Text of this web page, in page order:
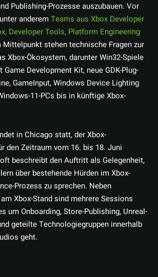
Publishing-Prozesse auszubauen. Vor
anderemTeams aus Xbox Developer
Developer Tools, Platform Engineering
Mittelpunkt stehen technische Fragen zur
Xbox-Ökosystem, darunter Win32-Spiele
Development Kit, neue GDK-Plug-
GameInput, Windows Device Lighting
11-PCs bis in künftige Xbox-
in Chicago statt, der Xbox-
den Zeitraum vom 16. bis 18. Juni
beschreibt den Auftritt als Gelegenheit,
über bestehende Hürden im Xbox-
Prozess zu sprechen. Neben
Xbox-Stand sind mehrere Sessions
um Onboarding, Store-Publishing, Unreal-
geteilte Technologiegruppen innerhalb
geht.